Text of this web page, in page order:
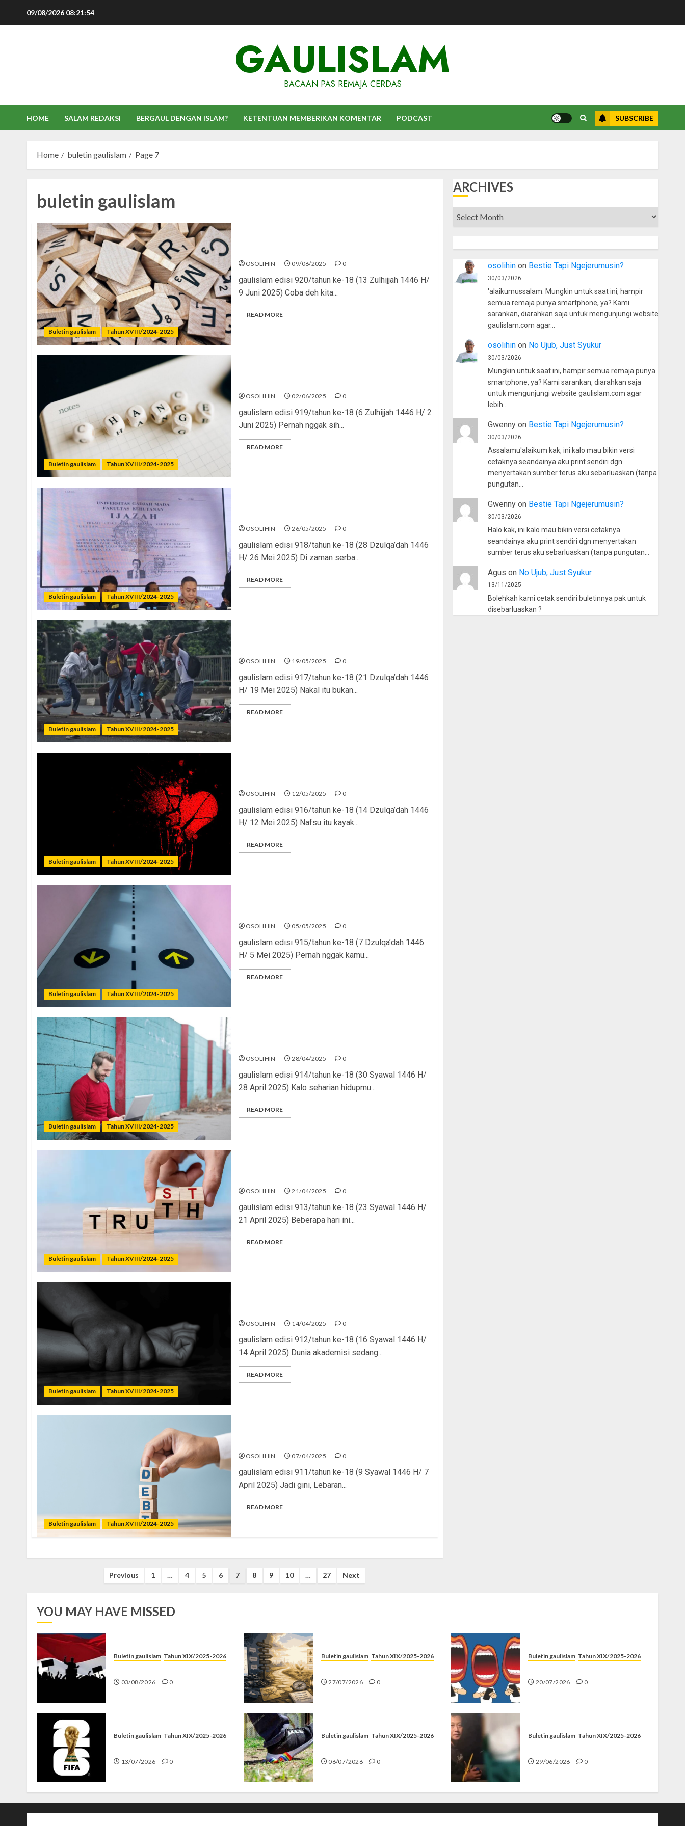
09/08/2026 08:21:55
GAULISLAM
BACAAN PAS REMAJA CERDAS
HOME SALAM REDAKSI BERGAUL DENGAN ISLAM? KETENTUAN MEMBERIKAN KOMENTAR PODCAST SUBSCRIBE
Home buletin gaulislam Page 7
buletin gaulislam
Buletin gaulislam Tahun XVIII/2024-2025
OSOLIHIN 09/06/2025 0
gaulislam edisi 920/tahun ke-18 (13 Zulhijjah 1446 H/
9 Juni 2025) Coba deh kita...
READ MORE
Buletin gaulislam Tahun XVIII/2024-2025
OSOLIHIN 02/06/2025 0
gaulislam edisi 919/tahun ke-18 (6 Zulhijjah 1446 H/ 2
Juni 2025) Pernah nggak sih...
READ MORE
Buletin gaulislam Tahun XVIII/2024-2025
OSOLIHIN 26/05/2025 0
gaulislam edisi 918/tahun ke-18 (28 Dzulqa’dah 1446
H/ 26 Mei 2025) Di zaman serba...
READ MORE
Buletin gaulislam Tahun XVIII/2024-2025
OSOLIHIN 19/05/2025 0
gaulislam edisi 917/tahun ke-18 (21 Dzulqa’dah 1446
H/ 19 Mei 2025) Nakal itu bukan...
READ MORE
Buletin gaulislam Tahun XVIII/2024-2025
OSOLIHIN 12/05/2025 0
gaulislam edisi 916/tahun ke-18 (14 Dzulqa’dah 1446
H/ 12 Mei 2025) Nafsu itu kayak...
READ MORE
Buletin gaulislam Tahun XVIII/2024-2025
OSOLIHIN 05/05/2025 0
gaulislam edisi 915/tahun ke-18 (7 Dzulqa’dah 1446
H/ 5 Mei 2025) Pernah nggak kamu...
READ MORE
Buletin gaulislam Tahun XVIII/2024-2025
OSOLIHIN 28/04/2025 0
gaulislam edisi 914/tahun ke-18 (30 Syawal 1446 H/
28 April 2025) Kalo seharian hidupmu...
READ MORE
Buletin gaulislam Tahun XVIII/2024-2025
OSOLIHIN 21/04/2025 0
gaulislam edisi 913/tahun ke-18 (23 Syawal 1446 H/
21 April 2025) Beberapa hari ini...
READ MORE
Buletin gaulislam Tahun XVIII/2024-2025
OSOLIHIN 14/04/2025 0
gaulislam edisi 912/tahun ke-18 (16 Syawal 1446 H/
14 April 2025) Dunia akademisi sedang...
READ MORE
Buletin gaulislam Tahun XVIII/2024-2025
OSOLIHIN 07/04/2025 0
gaulislam edisi 911/tahun ke-18 (9 Syawal 1446 H/ 7
April 2025) Jadi gini, Lebaran...
READ MORE
Previous 1 … 4 5 6 7 8 9 10 … 27 Next
ARCHIVES
Archives
osolihinon Bestie Tapi Ngejerumusin?
30/03/2026
'alaikumussalam. Mungkin untuk saat ini, hampir
semua remaja punya smartphone, ya? Kami
sarankan, diarahkan saja untuk mengunjungi website
gaulislam.com agar…
osolihinon No Ujub, Just Syukur
30/03/2026
Mungkin untuk saat ini, hampir semua remaja punya
smartphone, ya? Kami sarankan, diarahkan saja
untuk mengunjungi website gaulislam.com agar
lebih…
Gwennyon Bestie Tapi Ngejerumusin?
30/03/2026
Assalamu'alaikum kak, ini kalo mau bikin versi
cetaknya seandainya aku print sendiri dgn
menyertakan sumber terus aku sebarluaskan (tanpa
pungutan…
Gwennyon Bestie Tapi Ngejerumusin?
30/03/2026
Halo kak, ini kalo mau bikin versi cetaknya
seandainya aku print sendiri dgn menyertakan
sumber terus aku sebarluaskan (tanpa pungutan…
Agus on No Ujub, Just Syukur
13/11/2025
Bolehkah kami cetak sendiri buletinnya pak untuk
disebarluaskan ?
YOU MAY HAVE MISSED
Buletin gaulislam Tahun XIX/2025-2026
03/08/2026 0
Buletin gaulislam Tahun XIX/2025-2026
27/07/2026 0
Buletin gaulislam Tahun XIX/2025-2026
20/07/2026 0
Buletin gaulislam Tahun XIX/2025-2026
13/07/2026 0
Buletin gaulislam Tahun XIX/2025-2026
06/07/2026 0
Buletin gaulislam Tahun XIX/2025-2026
29/06/2026 0